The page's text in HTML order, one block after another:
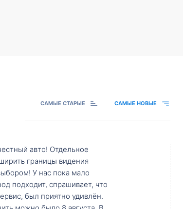
САМЫЕ СТАРЫЕ САМЫЕ НОВЫЕ
авто! Отдельное
границы видения
У нас пока мало
подходит, спрашивает, что
был приятно удивлён.